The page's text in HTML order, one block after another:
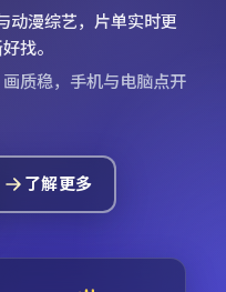
动漫综艺，片单实时更
找。
质稳，手机与电脑点开
了解更多